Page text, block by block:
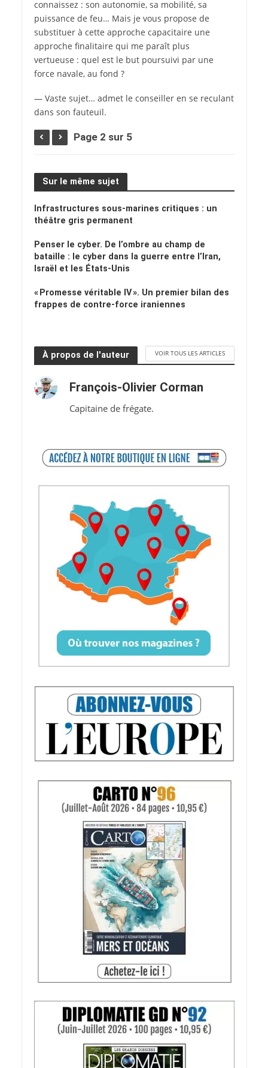
connaissez : son autonomie, sa mobilité, sa
puissance de feu… Mais je vous propose de
substituer à cette approche capacitaire une
approche finalitaire qui me paraît plus
vertueuse : quel est le but poursuivi par une
force navale, au fond ?
— Vaste sujet… admet le conseiller en se reculant
dans son fauteuil.
Page 2 sur 5
Sur le même sujet
Infrastructures sous-marines critiques : un
théâtre gris permanent
Penser le cyber. De l’ombre au champ de
bataille : le cyber dans la guerre entre l’Iran,
Israël et les États-Unis
« Promesse véritable IV ». Un premier bilan des
frappes de contre-force iraniennes
À propos de l'auteur VOIR TOUS LES ARTICLES
François-Olivier Corman
Capitaine de frégate.